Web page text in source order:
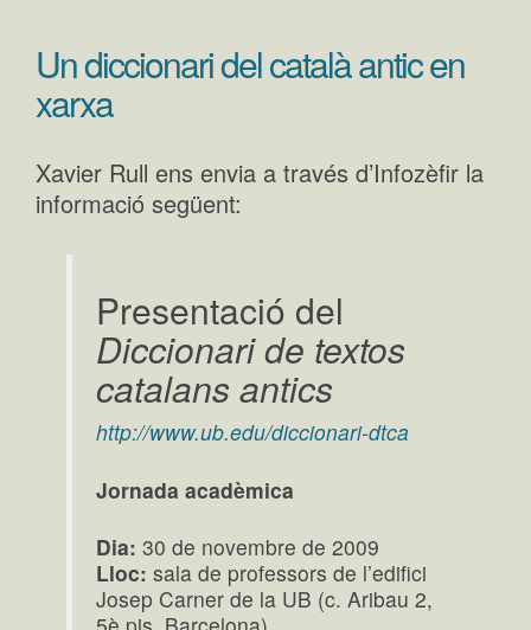
Un diccionari del català antic en
xarxa
Xavier Rull ens envia a través d’Infozèfir la
informació següent:
Presentació del
Diccionari de textos
catalans antics
http://www.ub.edu/diccionari-dtca
Jornada acadèmica
Dia: 30 de novembre de 2009
Lloc: sala de professors de l’edifici
Josep Carner de la UB (c. Aribau 2,